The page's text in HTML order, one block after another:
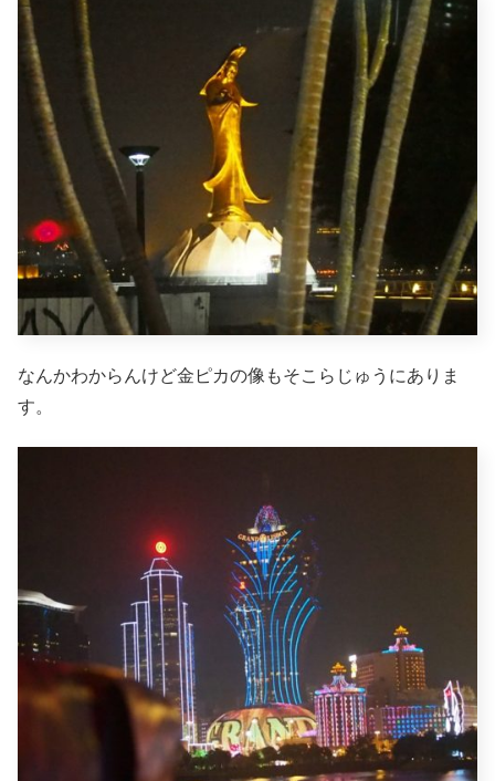
なんかわからんけど金ピカの像もそこらじゅうにありま
す。